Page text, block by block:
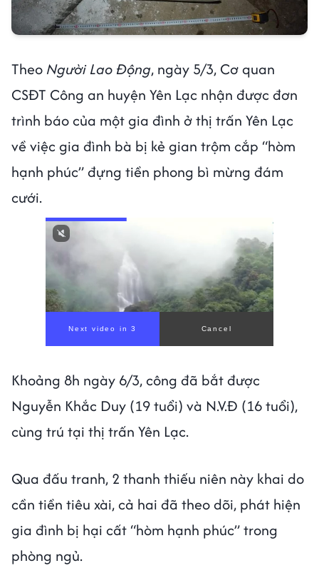
Theo Người Lao Động, ngày 5/3, Cơ quan
CSĐT Công an huyện Yên Lạc nhận được đơn
trình báo của một gia đình ở thị trấn Yên Lạc
về việc gia đình bà bị kẻ gian trộm cắp “hòm
hạnh phúc” đựng tiền phong bì mừng đám
cưới.
Next video in 1 Cancel
Khoảng 8h ngày 6/3, công đã bắt được
Nguyễn Khắc Duy (19 tuổi) và N.V.Đ (16 tuổi),
cùng trú tại thị trấn Yên Lạc.
Qua đấu tranh, 2 thanh thiếu niên này khai do
cần tiền tiêu xài, cả hai đã theo dõi, phát hiện
gia đình bị hại cất “hòm hạnh phúc” trong
phòng ngủ.